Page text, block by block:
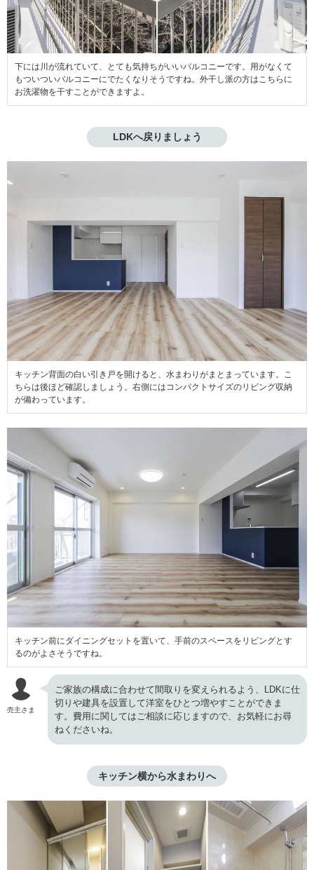
下には川が流れていて、とても気持ちがいいバルコニーです。用がなくて
もついついバルコニーにでたくなりそうですね。外干し派の方はこちらに
お洗濯物を干すことができますよ。
LDKへ戻りましょう
キッチン背面の白い引き戸を開けると、水まわりがまとまっています。こ
ちらは後ほど確認しましょう。右側にはコンパクトサイズのリビング収納
が備わっています。
キッチン前にダイニングセットを置いて、手前のスペースをリビングとす
るのがよさそうですね。
売主さま
ご家族の構成に合わせて間取りを変えられるよう、LDKに仕
切りや建具を設置して洋室をひとつ増やすことができま
す。費用に関してはご相談に応じますので、お気軽にお尋
ねくださいね。
キッチン横から水まわりへ